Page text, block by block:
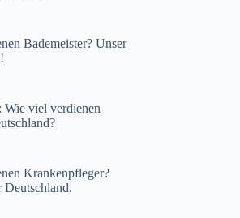
Bademeister? Unser
Wie viel verdienen
Krankenpfleger?